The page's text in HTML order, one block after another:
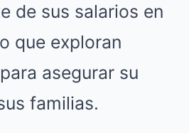
de sus salarios en
que exploran
asegurar su
familias.